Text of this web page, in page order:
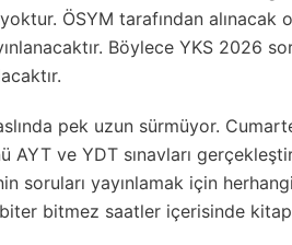
ÖSYM tarafından alınacak
Böylece YKS 2026
aslında pek uzun sürmüyor.
AYT ve YDT sınavları
soruları yayınlamak için
bitmez saatler içerisinde